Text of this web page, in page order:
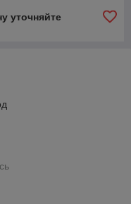
уточняйте